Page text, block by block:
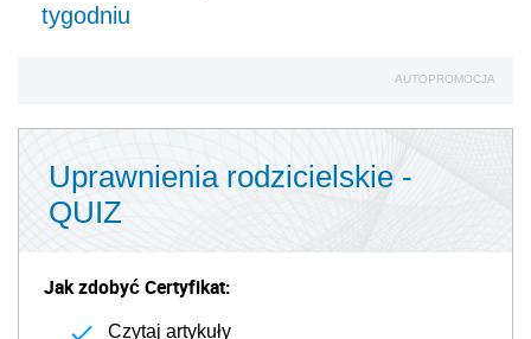
tygodniu
AUTOPROMOCJA
Uprawnienia rodzicielskie -
QUIZ
Jak zdobyć Certyfikat:
Czytaj artykuły